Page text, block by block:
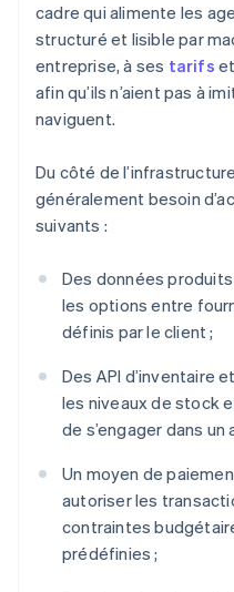
cadre qui alimente les
structuré et lisible par
entreprise, à ses tarifs
afin qu’ils n’aient pas à
naviguent.
Du côté de
généralement besoin
suivants :
Des données
les options entre
définis par le client ;
Des API d’inventaire
les niveaux de stock
de s’engager dans un
Un moyen de
autoriser les
contraintes
prédéfinies ;